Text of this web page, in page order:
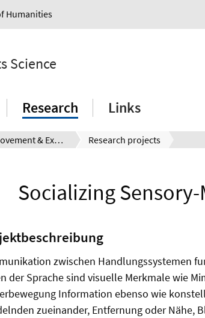
Humanities
Science
Research Links
Sport and Movement & Exercise Sciences Research projects
Socializing
zwischen Handlungssystemen
der Sprache sind visuelle Merkmale wie
Information ebenso wie
zueinander, Entfernung oder Nähe,